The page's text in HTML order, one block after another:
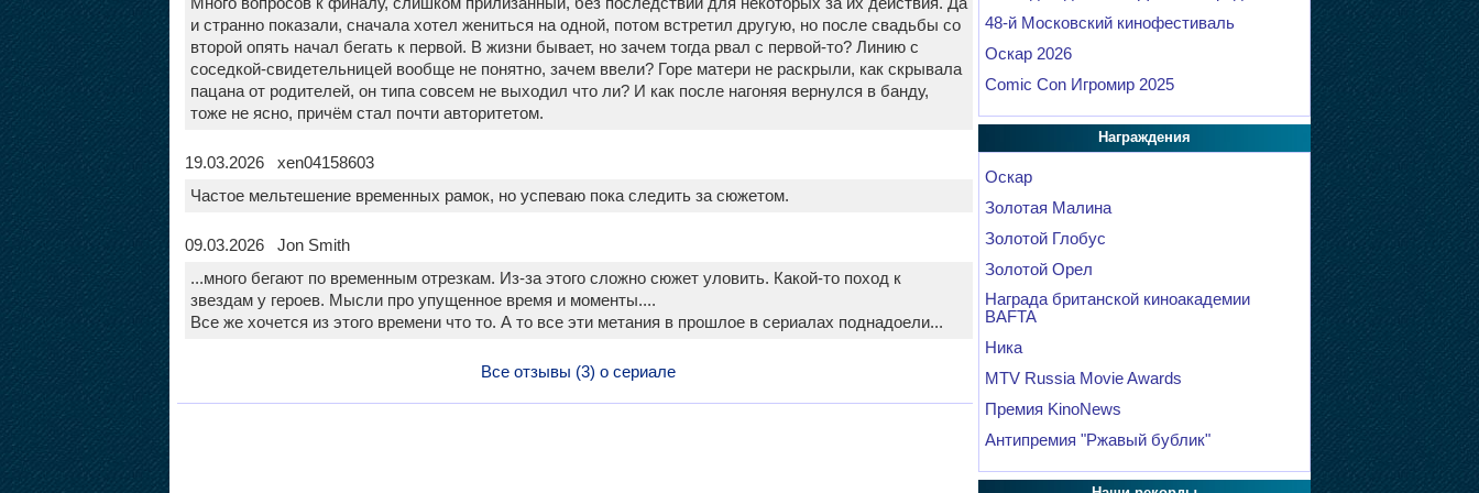
и странно показали, сначала хотел жениться на одной, потом встретил другую, но после свадьбы со
второй опять начал бегать к первой. В жизни бывает, но зачем тогда рвал с первой-то? Линию с
соседкой-свидетельницей вообще не понятно, зачем ввели? Горе матери не раскрыли, как скрывала
пацана от родителей, он типа совсем не выходил что ли? И как после нагоняя вернулся в банду,
тоже не ясно, причём стал почти авторитетом.
19.03.2026 xen04158603
Частое мельтешение временных рамок, но успеваю пока следить за сюжетом.
09.03.2026 Jon Smith
...много бегают по временным отрезкам. Из-за этого сложно сюжет уловить. Какой-то поход к
звездам у героев. Мысли про упущенное время и моменты....
Все же хочется из этого времени что то. А то все эти метания в прошлое в сериалах поднадоели...
Все отзывы (3) о сериале
48-й Московский кинофестиваль
Оскар 2026
Comic Con Игромир 2025
Награждения
Оскар
Золотая Малина
Золотой Глобус
Золотой Орел
Награда британской киноакадемии
BAFTA
Ника
MTV Russia Movie Awards
Премия KinoNews
Антипремия "Ржавый бублик"